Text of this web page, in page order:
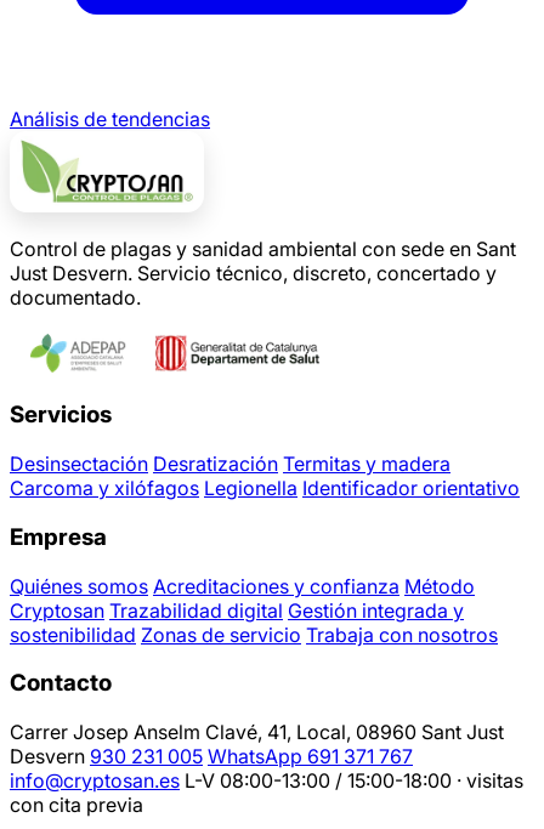
Análisis de tendencias
Control de plagas y sanidad ambiental con sede en Sant
Just Desvern. Servicio técnico, discreto, concertado y
documentado.
Servicios
Desinsectación Desratización Termitas y madera
Carcoma y xilófagos Legionella Identificador orientativo
Empresa
Quiénes somos Acreditaciones y confianza Método
Cryptosan Trazabilidad digital Gestión integrada y
sostenibilidad Zonas de servicio Trabaja con nosotros
Contacto
Carrer Josep Anselm Clavé, 41, Local, 08960 Sant Just
Desvern 930 231 005 WhatsApp 691 371 767
info@cryptosan.es L-V 08:00-13:00 / 15:00-18:00 · visitas
con cita previa